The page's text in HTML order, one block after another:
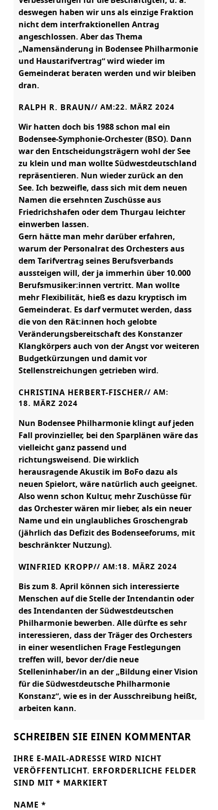
deswegen haben wir uns als einzige Fraktion
nicht dem interfraktionellen Antrag
angeschlossen. Aber das Thema
„Namensänderung in Bodensee Philharmonie
und Haustarifvertrag“ wird wieder im
Gemeinderat beraten werden und wir bleiben
dran.
RALPH R. BRAUN // AM:22. MÄRZ 2024
Wir hatten doch bis 1988 schon mal ein
Bodensee-Symphonie-Orchester (BSO). Dann
war den Entscheidungsträgern wohl der See
zu klein und man wollte Südwestdeutschland
repräsentieren. Nun wieder zurück an den
See. Ich bezweifle, dass sich mit dem neuen
Namen die ersehnten Zuschüsse aus
Friedrichshafen oder dem Thurgau leichter
einwerben lassen.
Gern hätte man mehr darüber erfahren,
warum der Personalrat des Orchesters aus
dem Tarifvertrag seines Berufsverbands
aussteigen will, der ja immerhin über 10.000
Berufsmusiker:innen vertritt. Man wollte
mehr Flexibilität, hieß es dazu kryptisch im
Gemeinderat. Es darf vermutet werden, dass
die von den Rät:innen hoch gelobte
Veränderungsbereitschaft des Konstanzer
Klangkörpers auch von der Angst vor weiteren
Budgetkürzungen und damit vor
Stellenstreichungen getrieben wird.
CHRISTINA HERBERT-FISCHER// AM:
18. MÄRZ 2024
Nun Bodensee Philharmonie klingt auf jeden
Fall provinzieller, bei den Sparplänen wäre das
vielleicht ganz passend und
richtungsweisend. Die wirklich
herausragende Akustik im BoFo dazu als
neuen Spielort, wäre natürlich auch geeignet.
Also wenn schon Kultur, mehr Zuschüsse für
das Orchester wären mir lieber, als ein neuer
Name und ein unglaubliches Groschengrab
(jährlich das Defizit des Bodenseeforums, mit
beschränkter Nutzung).
WINFRIED KROPP// AM:18. MÄRZ 2024
Bis zum 8. April können sich interessierte
Menschen auf die Stelle der Intendantin oder
des Intendanten der Südwestdeutschen
Philharmonie bewerben. Alle dürfte es sehr
interessieren, dass der Träger des Orchesters
in einer wesentlichen Frage Festlegungen
treffen will, bevor der/die neue
Stelleninhaber/in an der „Bildung einer Vision
für die Südwestdeutsche Philharmonie
Konstanz“, wie es in der Ausschreibung heißt,
arbeiten kann.
SCHREIBEN SIE EINEN KOMMENTAR
IHRE E-MAIL-ADRESSE WIRD NICHT
VERÖFFENTLICHT.
ERFORDERLICHE FELDER
SIND MIT * MARKIERT
NAME *